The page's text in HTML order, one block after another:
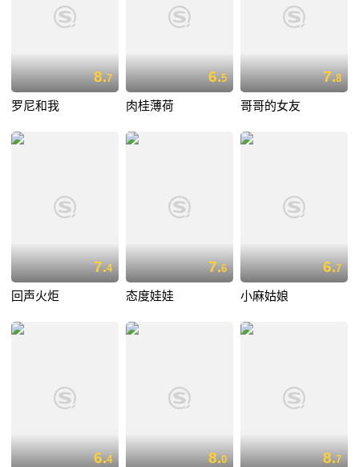
8.7
罗尼和我
6.5
肉桂薄荷
7.8
哥哥的女友
7.4
回声火炬
7.6
态度娃娃
6.7
小麻姑娘
6.4 8.0 8.7